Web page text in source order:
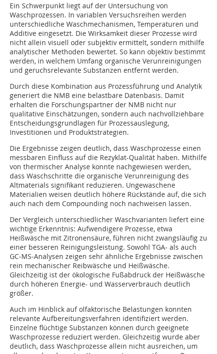
Ein Schwerpunkt liegt auf der Untersuchung von
Waschprozessen. In variablen Versuchsreihen werden
unterschiedliche Waschmechanismen, Temperaturen und
Additive eingesetzt. Die Wirksamkeit dieser Prozesse wird
nicht allein visuell oder subjektiv ermittelt, sondern mithilfe
analytischer Methoden bewertet. So kann objektiv bestimmt
werden, in welchem Umfang organische Verunreinigungen
und geruchsrelevante Substanzen entfernt werden.
Durch diese Kombination aus Prozessführung und Analytik
generiert die NMB eine belastbare Datenbasis. Damit
erhalten die Forschungspartner der NMB nicht nur
qualitative Einschätzungen, sondern auch nachvollziehbare
Entscheidungsgrundlagen für Prozessauslegung,
Investitionen und Produktstrategien.
Die Ergebnisse zeigen deutlich, dass Waschprozesse einen
messbaren Einfluss auf die Rezyklat-Qualität haben. Mithilfe
von thermischer Analyse konnte nachgewiesen werden,
dass Waschschritte die organische Verunreinigung des
Altmaterials signifikant reduzieren. Ungewaschene
Materialien weisen deutlich höhere Rückstände auf, die sich
auch nach dem Compounding noch nachweisen lassen.
Der Vergleich unterschiedlicher Waschvarianten liefert eine
wichtige Erkenntnis: Aufwendigere Prozesse, etwa
Heißwäsche mit Zitronensäure, führen nicht zwangsläufig zu
einer besseren Reinigungsleistung. Sowohl TGA‑ als auch
GC‑MS‑Analysen zeigen sehr ähnliche Ergebnisse zwischen
rein mechanischer Reibwäsche und Heißwäsche.
Gleichzeitig ist der ökologische Fußabdruck der Heißwäsche
durch höheren Energie- und Wasserverbrauch deutlich
größer.
Auch im Hinblick auf olfaktorische Belastungen konnten
relevante Aufbereitungsverfahren identifiziert werden.
Einzelne flüchtige Substanzen können durch geeignete
Waschprozesse reduziert werden. Gleichzeitig wurde aber
deutlich, dass Waschprozesse allein nicht ausreichen, um